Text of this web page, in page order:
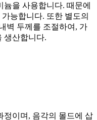
늄을 사용합니다. 때문에
능합니다. 또한 별도의
벽 두께를 조절하여, 가
생산합니다.
정이며, 음각의 몰드에 삽